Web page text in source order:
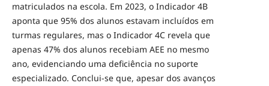
matriculados na escola. Em 2023, o Indicador 4B
aponta que 95% dos alunos estavam incluídos em
turmas regulares, mas o Indicador 4C revela que
apenas 47% dos alunos recebiam AEE no mesmo
ano, evidenciando uma deficiência no suporte
especializado. Conclui-se que, apesar dos avanços